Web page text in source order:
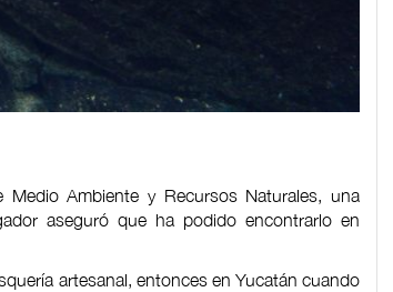
Ambiente y Recursos Naturales, una
aseguró que ha podido encontrarlo en
artesanal, entonces en Yucatán cuando